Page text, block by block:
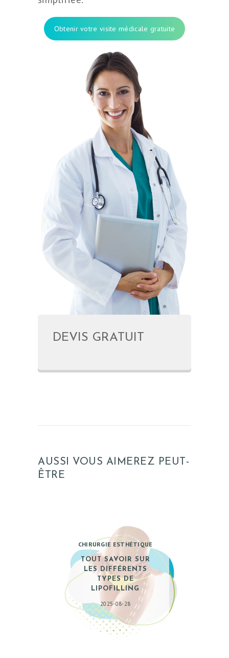
Obtenir votre visite médicale gratuite
DEVIS GRATUIT
AUSSI VOUS AIMEREZ PEUT-
ÊTRE
CHIRURGIE ESTHÉTIQUE
TOUT SAVOIR SUR
LES DIFFÉRENTS
TYPES DE
LIPOFILLING
2025-08-28